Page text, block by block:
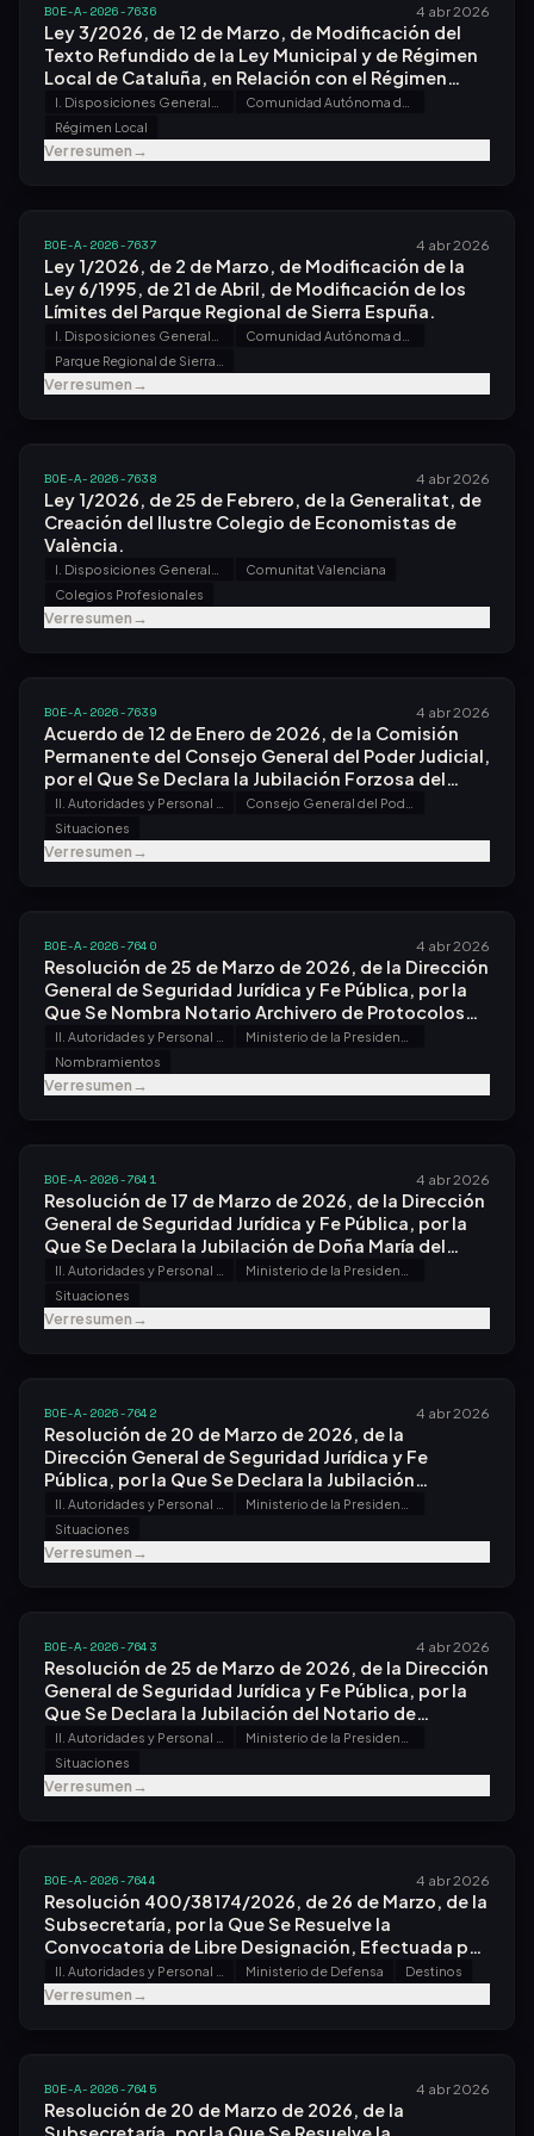
BOE-A-2026-7636 4 abr 2026
Ley 3/2026, de 12 de Marzo, de Modificación del
Texto Refundido de la Ley Municipal y de Régimen
Local de Cataluña, en Relación con el Régimen
Jurídico Aplicable a Arán.
Régimen Local
Ver resumen→
BOE-A-2026-7637 4 abr 2026
Ley 1/2026, de 2 de Marzo, de Modificación de la
Ley 6/1995, de 21 de Abril, de Modificación de los
Límites del Parque Regional de Sierra Espuña.
Ver resumen→
BOE-A-2026-7638 4 abr 2026
Ley 1/2026, de 25 de Febrero, de la Generalitat, de
Creación del Ilustre Colegio de Economistas de
València.
Comunitat Valenciana
Colegios Profesionales
Ver resumen→
BOE-A-2026-7639 4 abr 2026
Acuerdo de 12 de Enero de 2026, de la Comisión
Permanente del Consejo General del Poder Judicial,
por el Que Se Declara la Jubilación Forzosa del
Magistrado Don Antonio Serrano-arnal Domper.
Situaciones
Ver resumen→
BOE-A-2026-7640 4 abr 2026
Resolución de 25 de Marzo de 2026, de la Dirección
General de Seguridad Jurídica y Fe Pública, por la
Que Se Nombra Notario Archivero de Protocolos
del Distrito Notarial de Aranjuez, Al Notario de
Dicha Localidad, Don Luis Novoa Sánchez.
Nombramientos
Ver resumen→
BOE-A-2026-7641 4 abr 2026
Resolución de 17 de Marzo de 2026, de la Dirección
General de Seguridad Jurídica y Fe Pública, por la
Que Se Declara la Jubilación de Doña María del
Carmen Santana Santos, Registradora de la
Propiedad de Granada N.º 5.
Situaciones
Ver resumen→
BOE-A-2026-7642 4 abr 2026
Resolución de 20 de Marzo de 2026, de la
Dirección General de Seguridad Jurídica y Fe
Pública, por la Que Se Declara la Jubilación
Voluntaria del Notario de Santoña Don Manuel
Obeso de la Fuente.
Situaciones
Ver resumen→
BOE-A-2026-7643 4 abr 2026
Resolución de 25 de Marzo de 2026, de la Dirección
General de Seguridad Jurídica y Fe Pública, por la
Que Se Declara la Jubilación del Notario de
Peralta/azkoien Don Rafael María Salinas Frauca.
Situaciones
Ver resumen→
BOE-A-2026-7644 4 abr 2026
Resolución 400/38174/2026, de 26 de Marzo, de la
Subsecretaría, por la Que Se Resuelve la
Convocatoria de Libre Designación, Efectuada por
Resolución 400/38063/2026, de 11 de Febrero.
Ministerio de Defensa Destinos
Ver resumen→
BOE-A-2026-7645 4 abr 2026
Resolución de 20 de Marzo de 2026, de la